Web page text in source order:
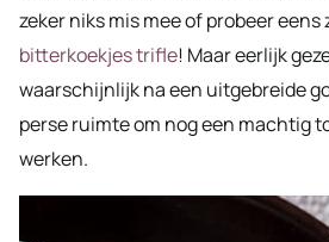
zeker niks mis mee of probeer eens
bitterkoekjes trifle! Maar eerlijk
waarschijnlijk na een uitgebreide
perse ruimte om nog een machtig
werken.